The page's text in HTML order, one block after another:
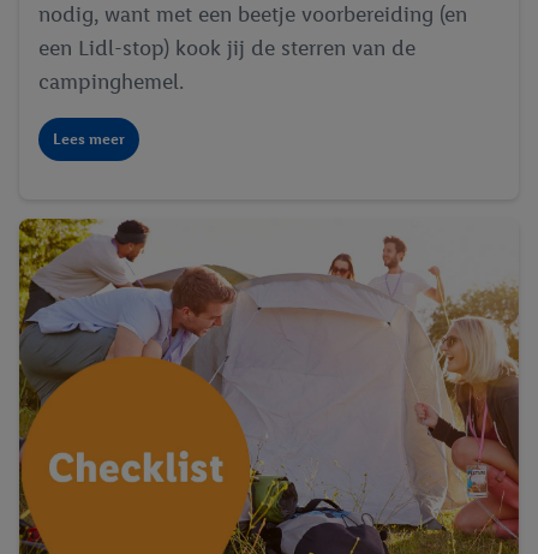
nodig, want met een beetje voorbereiding (en
een Lidl-stop) kook jij de sterren van de
campinghemel.
Lees meer